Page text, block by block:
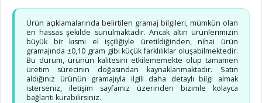
Ürün açıklamalarında belirtilen gramaj bilgileri, mümkün olan
en hassas şekilde sunulmaktadır. Ancak altın ürünlerimizin
büyük bir kısmı el işçiliğiyle üretildiğinden, nihai ürün
gramajında ±0,10 gram gibi küçük farklılıklar oluşabilmektedir.
Bu durum, ürünün kalitesini etkilememekte olup tamamen
üretim sürecinin doğasından kaynaklanmaktadır. Satın
aldığınız ürünün gramajıyla ilgili daha detaylı bilgi almak
isterseniz, iletişim sayfamız üzerinden bizimle kolayca
bağlantı kurabilirsiniz.